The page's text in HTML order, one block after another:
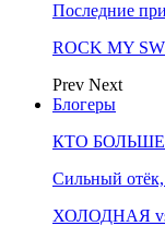
Последние
ROCK MY
Prev Next
Блогеры
КТО
Сильный отёк,
ХОЛОДНАЯ